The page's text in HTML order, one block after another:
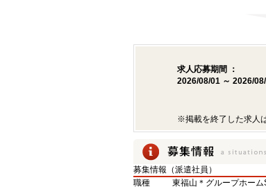
求人応募期間 ：
2026/08/01 ～ 2026/
※掲載を終了した求人
募集情報（派遣社員）
職種
東福山＊グループホー